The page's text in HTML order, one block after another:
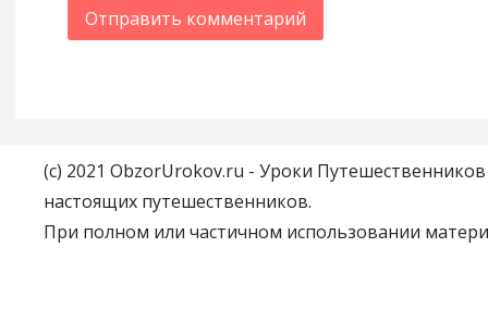
(c) 2021 ObzorUrokov.ru - Уроки
настоящих путешественников.
При полном или частичном использовании